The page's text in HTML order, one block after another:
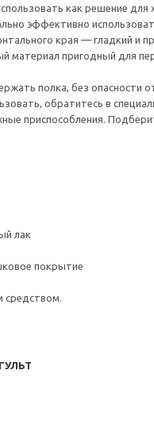
как решение
эффективно
края — гладкий
материал пригодный для
полка, без опасности
обратитесь в
приспособления.
лак
покрытие
средством.